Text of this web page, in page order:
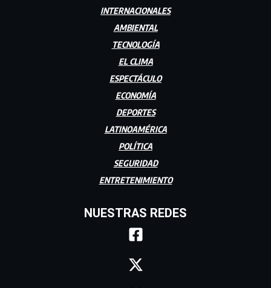
INTERNACIONALES
AMBIENTAL
TECNOLOGÍA
EL CLIMA
ESPECTÁCULO
ECONOMÍA
DEPORTES
LATINOAMÉRICA
POLÍTICA
SEGURIDAD
ENTRETENIMIENTO
NUESTRAS REDES